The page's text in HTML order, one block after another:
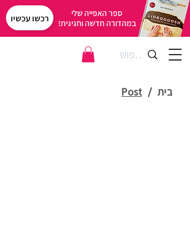
רכשו עכשיו
ספר האפייה שלי
במהדורה חדשה וחגיגית!
בית /
Post